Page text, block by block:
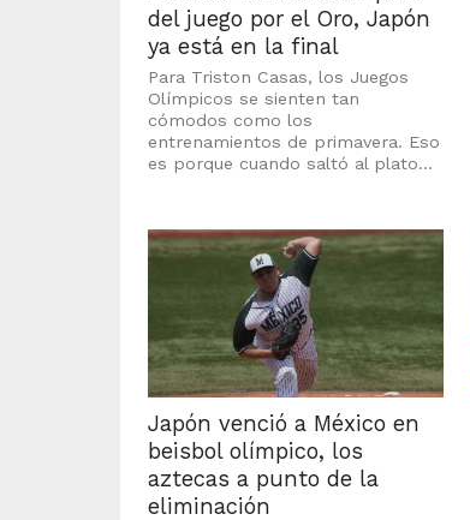
del juego por el Oro, Japón
ya está en la final
Para Triston Casas, los Juegos
Olímpicos se sienten tan
cómodos como los
entrenamientos de primavera. Eso
es porque cuando saltó al plato...
Japón venció a México en
beisbol olímpico, los
aztecas a punto de la
eliminación